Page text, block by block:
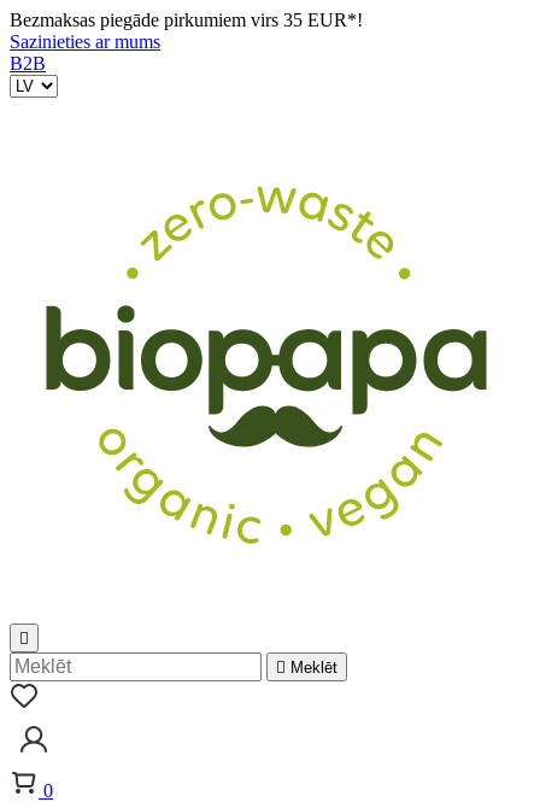
Bezmaksas piegāde pirkumiem virs 35 EUR*!
Sazinieties ar mums
B2B

 Meklēt
0